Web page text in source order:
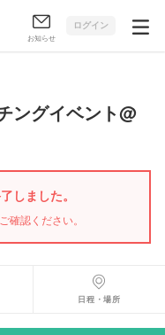
お知らせ
ログイン
ングイベント@
しました。
確認ください。
日程・場所